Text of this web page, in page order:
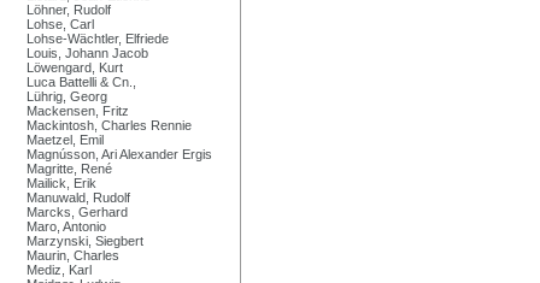
Löhner, Rudolf
Lohse, Carl
Lohse-Wächtler, Elfriede
Louis, Johann Jacob
Löwengard, Kurt
Luca Battelli & Cn.,
Lührig, Georg
Mackensen, Fritz
Mackintosh, Charles Rennie
Maetzel, Emil
Magnússon, Ari Alexander Ergis
Magritte, René
Mailick, Erik
Manuwald, Rudolf
Marcks, Gerhard
Maro, Antonio
Marzynski, Siegbert
Maurin, Charles
Mediz, Karl